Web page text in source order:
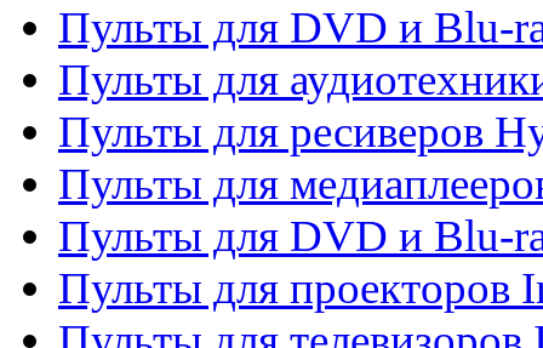
Пульты для DVD и Blu-
Пульты для
Пульты для ресиверов
Пульты для
Пульты для DVD и Blu-
Пульты для проекторов